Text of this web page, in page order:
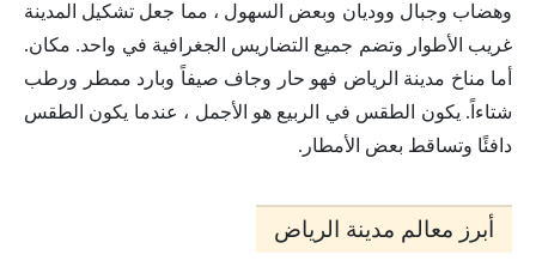
وهضاب وجبال ووديان وبعض السهول ، مما جعل تشكيل المدينة
غريب الأطوار وتضم جميع التضاريس الجغرافية في واحد. مكان.
أما مناخ مدينة الرياض فهو حار وجاف صيفاً وبارد ممطر ورطب
شتاءاً. يكون الطقس في الربيع هو الأجمل ، عندما يكون الطقس
دافئًا وتساقط بعض الأمطار.
أبرز معالم مدينة الرياض